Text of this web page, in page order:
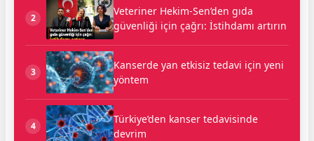
2
Veteriner Hekim-Sen’den gıda
güvenliği için çağrı: İstihdamı artırın
3
Kanserde yan etkisiz tedavi için yeni
yöntem
4
Türkiye’den kanser tedavisinde
devrim